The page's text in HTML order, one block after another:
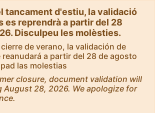
tancament d'estiu, la validació
es reprendrà a partir del 28
Disculpeu les molèsties.
de verano, la validación de
a partir del 28 de agosto
las molestias
closure, document validation will
August 28, 2026. We apologize for